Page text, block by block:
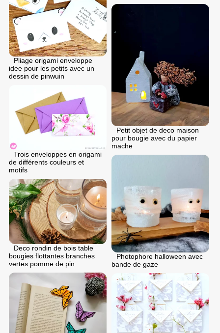
Pliage origami enveloppe
idee pour les petits avec un
dessin de pinwuin
Petit objet de deco maison
pour bougie avec du papier
mache
Trois enveloppes en origami
de différents couleurs et
motifs
Photophore halloween avec
bande de gaze
Deco rondin de bois table
bougies flottantes branches
vertes pomme de pin